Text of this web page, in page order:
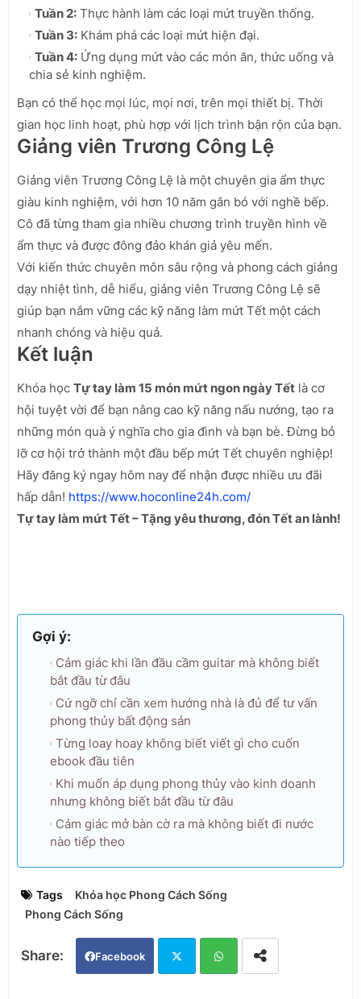
Tuần 2: Thực hành làm các loại mứt truyền thống.
Tuần 3: Khám phá các loại mứt hiện đại.
Tuần 4: Ứng dụng mứt vào các món ăn, thức uống và
chia sẻ kinh nghiệm.
Bạn có thể học mọi lúc, mọi nơi, trên mọi thiết bị. Thời
gian học linh hoạt, phù hợp với lịch trình bận rộn của bạn.
Giảng viên Trương Công Lệ
Giảng viên Trương Công Lệ là một chuyên gia ẩm thực
giàu kinh nghiệm, với hơn 10 năm gắn bó với nghề bếp.
Cô đã từng tham gia nhiều chương trình truyền hình về
ẩm thực và được đông đảo khán giả yêu mến.
Với kiến thức chuyên môn sâu rộng và phong cách giảng
dạy nhiệt tình, dễ hiểu, giảng viên Trương Công Lệ sẽ
giúp bạn nắm vững các kỹ năng làm mứt Tết một cách
nhanh chóng và hiệu quả.
Kết luận
Khóa học Tự tay làm 15 món mứt ngon ngày Tết là cơ
hội tuyệt vời để bạn nâng cao kỹ năng nấu nướng, tạo ra
những món quà ý nghĩa cho gia đình và bạn bè. Đừng bỏ
lỡ cơ hội trở thành một đầu bếp mứt Tết chuyên nghiệp!
Hãy đăng ký ngay hôm nay để nhận được nhiều ưu đãi
hấp dẫn! https://www.hoconline24h.com/
Tự tay làm mứt Tết – Tặng yêu thương, đón Tết an lành!
Gợi ý:
Cảm giác khi lần đầu cầm guitar mà không biết
bắt đầu từ đâu
Cứ ngỡ chỉ cần xem hướng nhà là đủ để tư vấn
phong thủy bất động sản
Từng loay hoay không biết viết gì cho cuốn
ebook đầu tiên
Khi muốn áp dụng phong thủy vào kinh doanh
nhưng không biết bắt đầu từ đâu
Cảm giác mở bàn cờ ra mà không biết đi nước
nào tiếp theo
Tags
Khóa học Phong Cách Sống
Phong Cách Sống
Facebook